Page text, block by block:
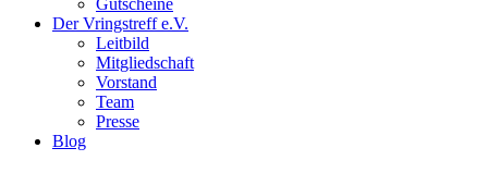
Gutscheine
Der Vringstreff e.V.
Leitbild
Mitgliedschaft
Vorstand
Team
Presse
Blog